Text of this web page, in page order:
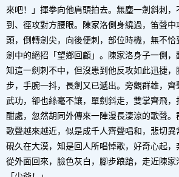
來吧！」揮拳向他肩頭拍去。無塵一劍斜刺
到、徑攻對方腰眼。陳家洛側身繞過，笛聲中
頭，倒轉劍尖，向後便刺，部位時機，無不
劍中的絕招「望鄉回顧」。陳家洛身子一側，
知這一劍刺不中，但沒患到他反攻如此迅捷
步，手腕一抖，長劍又已遞出。旁觀群雄，
武功，卻也絲毫不讓，單劍斜走，雙掌齊飛，
酣處，忽然胡同外傳來一陣漫長淒涼的歌聲
歌聲越來越近，似是成千人齊聲唱和，悲切
硯久在大漠，知是回人所唱悼歌，好奇心起
從外面回來，臉色灰白，腳步踉蹌，走近陳家